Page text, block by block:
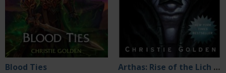
Blood Ties Arthas: Rise of the Lich King